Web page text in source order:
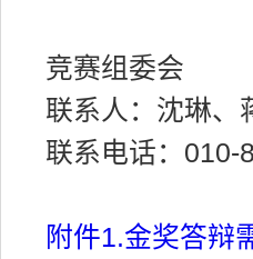
竞赛组委会
联系人：沈琳、
联系电话：010-
附件1.金奖答辩